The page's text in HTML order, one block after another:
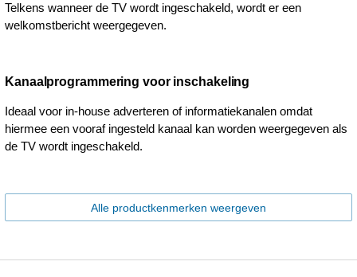
Telkens wanneer de TV wordt ingeschakeld, wordt er een
welkomstbericht weergegeven.
Kanaalprogrammering voor inschakeling
Ideaal voor in-house adverteren of informatiekanalen omdat
hiermee een vooraf ingesteld kanaal kan worden weergegeven als
de TV wordt ingeschakeld.
Alle productkenmerken weergeven